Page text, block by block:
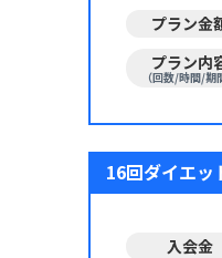
プラン金
プラン内
（回数/時間/期
16回ダイエッ
入会金